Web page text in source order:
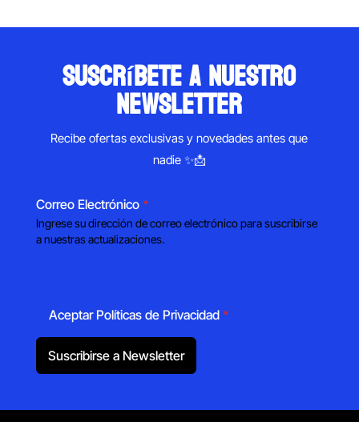
suscríbete a nuestro
newsletter
Recibe ofertas exclusivas y novedades antes que
nadie ✨📩
Correo Electrónico *
Ingrese su dirección de correo electrónico para suscribirse
a nuestras actualizaciones.
Aceptar Políticas de Privacidad *
Suscribirse a Newsletter